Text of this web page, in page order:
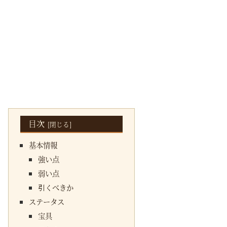
目次
基本情報
強い点
弱い点
引くべきか
ステータス
宝具